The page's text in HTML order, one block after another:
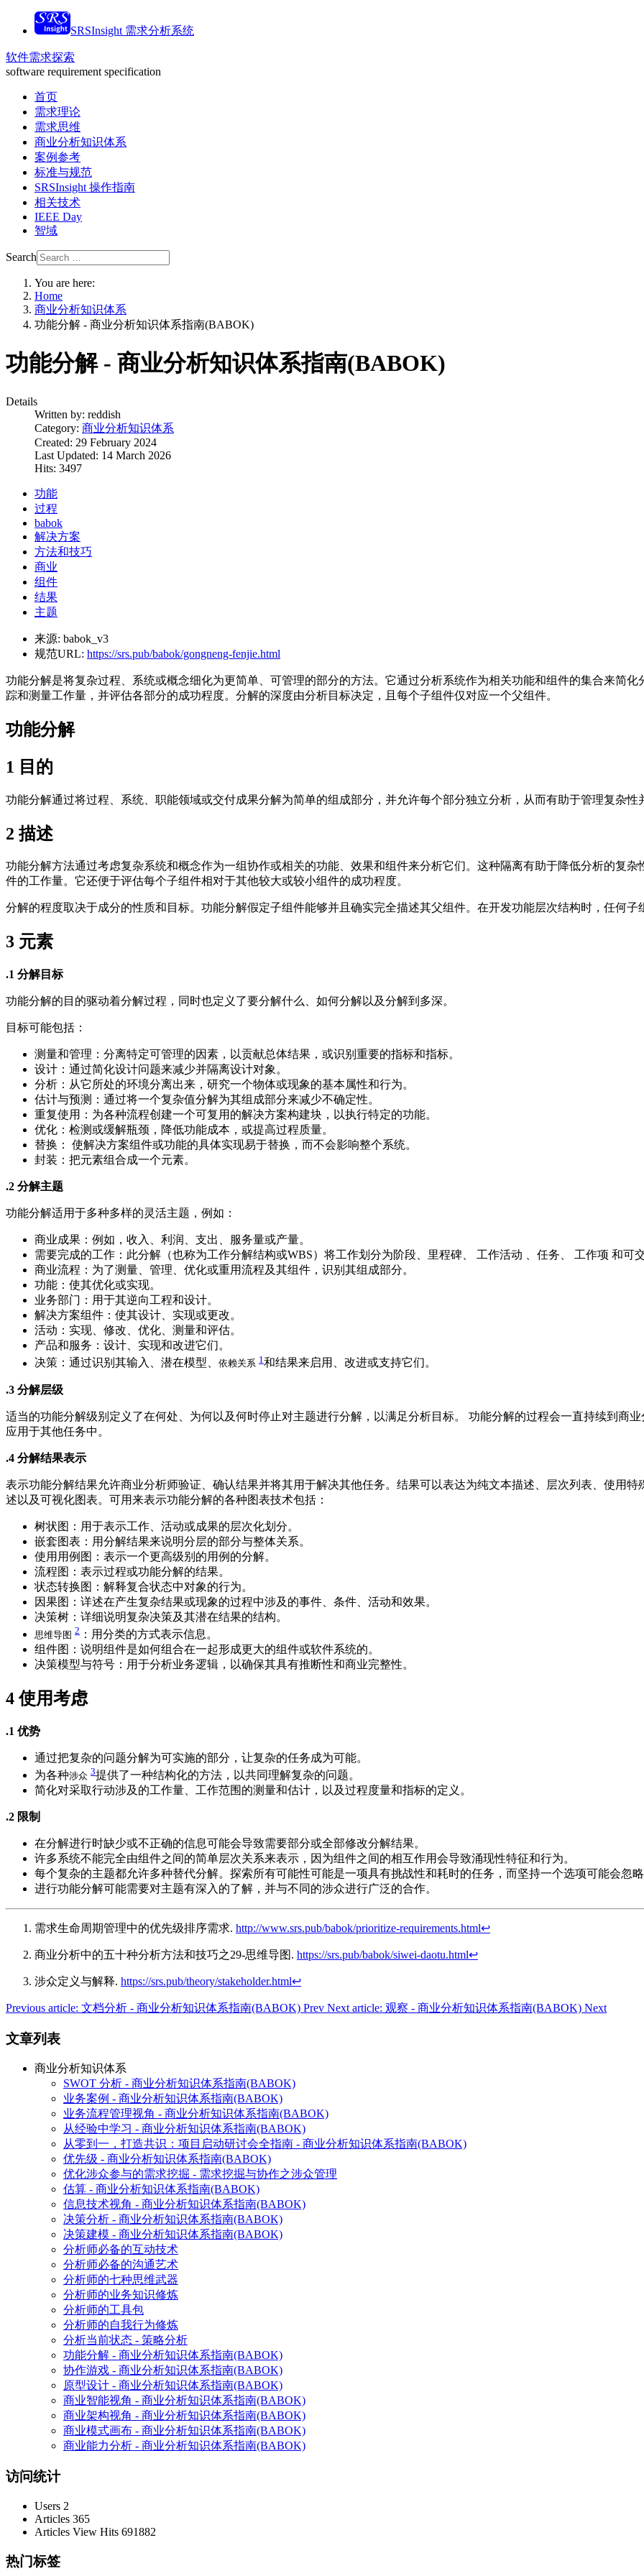
SRSInsight 需求分析系统
软件需求探索
software requirement specification
首页
需求理论
需求思维
商业分析知识体系
案例参考
标准与规范
SRSInsight 操作指南
相关技术
IEEE Day
智域
Search
You are here:
Home
商业分析知识体系
功能分解 - 商业分析知识体系指南(BABOK)
功能分解 - 商业分析知识体系指南(BABOK)
Details
Written by: reddish
Category: 商业分析知识体系
Created: 29 February 2024
Last Updated: 14 March 2026
Hits: 3497
功能
过程
babok
解决方案
方法和技巧
商业
组件
结果
主题
来源: babok_v3
规范URL: https://srs.pub/babok/gongneng-fenjie.html
功能分解是将复杂过程、系统或概念细化为更简单、可管理的部分的方法。它通过分析系统作为相关功能和组件的集合来简
踪和测量工作量，并评估各部分的成功程度。分解的深度由分析目标决定，且每个子组件仅对应一个父组件。
功能分解
1 目的
功能分解通过将过程、系统、职能领域或交付成果分解为简单的组成部分，并允许每个部分独立分析，从而有助于管理复杂性
2 描述
功能分解方法通过考虑复杂系统和概念作为一组协作或相关的功能、效果和组件来分析它们。这种隔离有助于降低分析的复
件的工作量。它还便于评估每个子组件相对于其他较大或较小组件的成功程度。
分解的程度取决于成分的性质和目标。功能分解假定子组件能够并且确实完全描述其父组件。在开发功能层次结构时，任何子
3 元素
.1 分解目标
功能分解的目的驱动着分解过程，同时也定义了要分解什么、如何分解以及分解到多深。
目标可能包括：
测量和管理：分离特定可管理的因素，以贡献总体结果，或识别重要的指标和指标。
设计：通过简化设计问题来减少并隔离设计对象。
分析：从它所处的环境分离出来，研究一个物体或现象的基本属性和行为。
估计与预测：通过将一个复杂值分解为其组成部分来减少不确定性。
重复使用：为各种流程创建一个可复用的解决方案构建块，以执行特定的功能。
优化：检测或缓解瓶颈，降低功能成本，或提高过程质量。
替换： 使解决方案组件或功能的具体实现易于替换，而不会影响整个系统。
封装：把元素组合成一个元素。
.2 分解主题
功能分解适用于多种多样的灵活主题，例如：
商业成果：例如，收入、利润、支出、服务量或产量。
需要完成的工作：此分解（也称为工作分解结构或WBS）将工作划分为阶段、里程碑、 工作活动 、任务、 工作项 和可交
商业流程：为了测量、管理、优化或重用流程及其组件，识别其组成部分。
功能：使其优化或实现。
业务部门：用于其逆向工程和设计。
解决方案组件：使其设计、实现或更改。
活动：实现、修改、优化、测量和评估。
产品和服务：设计、实现和改进它们。
决策：通过识别其输入、潜在模型、 依赖关系 1 和结果来启用、改进或支持它们。
.3 分解层级
适当的功能分解级别定义了在何处、为何以及何时停止对主题进行分解，以满足分析目标。 功能分解的过程会一直持续到商
应用于其他任务中。
.4 分解结果表示
表示功能分解结果允许商业分析师验证、确认结果并将其用于解决其他任务。结果可以表达为纯文本描述、层次列表、使用
述以及可视化图表。可用来表示功能分解的各种图表技术包括：
树状图：用于表示工作、活动或成果的层次化划分。
嵌套图表：用分解结果来说明分层的部分与整体关系。
使用用例图：表示一个更高级别的用例的分解。
流程图：表示过程或功能分解的结果。
状态转换图：解释复合状态中对象的行为。
因果图：详述在产生复杂结果或现象的过程中涉及的事件、条件、活动和效果。
决策树：详细说明复杂决策及其潜在结果的结构。
思维导图 2 ：用分类的方式表示信息。
组件图：说明组件是如何组合在一起形成更大的组件或软件系统的。
决策模型与符号：用于分析业务逻辑，以确保其具有推断性和商业完整性。
4使用考虑
.1 优势
通过把复杂的问题分解为可实施的部分，让复杂的任务成为可能。
为各种涉众 3提供了一种结构化的方法，以共同理解复杂的问题。
简化对采取行动涉及的工作量、工作范围的测量和估计，以及过程度量和指标的定义。
.2 限制
在分解进行时缺少或不正确的信息可能会导致需要部分或全部修改分解结果。
许多系统不能完全由组件之间的简单层次关系来表示，因为组件之间的相互作用会导致涌现性特征和行为。
每个复杂的主题都允许多种替代分解。探索所有可能性可能是一项具有挑战性和耗时的任务，而坚持一个选项可能会忽
进行功能分解可能需要对主题有深入的了解，并与不同的涉众进行广泛的合作。
需求生命周期管理中的优先级排序需求. http://www.srs.pub/babok/prioritize-requirements.html↩︎
商业分析中的五十种分析方法和技巧之29-思维导图. https://srs.pub/babok/siwei-daotu.html↩︎
涉众定义与解释. https://srs.pub/theory/stakeholder.html↩︎
Previous article: 文档分析 - 商业分析知识体系指南(BABOK) Prev Next article: 观察 - 商业分析知识体系指南(BABOK) Next
文章列表
商业分析知识体系
SWOT 分析 - 商业分析知识体系指南(BABOK)
业务案例 - 商业分析知识体系指南(BABOK)
业务流程管理视角 - 商业分析知识体系指南(BABOK)
从经验中学习 - 商业分析知识体系指南(BABOK)
从零到一，打造共识：项目启动研讨会全指南 - 商业分析知识体系指南(BABOK)
优先级 - 商业分析知识体系指南(BABOK)
优化涉众参与的需求挖掘 - 需求挖掘与协作之涉众管理
估算 - 商业分析知识体系指南(BABOK)
信息技术视角 - 商业分析知识体系指南(BABOK)
决策分析 - 商业分析知识体系指南(BABOK)
决策建模 - 商业分析知识体系指南(BABOK)
分析师必备的互动技术
分析师必备的沟通艺术
分析师的七种思维武器
分析师的业务知识修炼
分析师的工具包
分析师的自我行为修炼
分析当前状态 - 策略分析
功能分解 - 商业分析知识体系指南(BABOK)
协作游戏 - 商业分析知识体系指南(BABOK)
原型设计 - 商业分析知识体系指南(BABOK)
商业智能视角 - 商业分析知识体系指南(BABOK)
商业架构视角 - 商业分析知识体系指南(BABOK)
商业模式画布 - 商业分析知识体系指南(BABOK)
商业能力分析 - 商业分析知识体系指南(BABOK)
访问统计
Users 2
Articles 365
Articles View Hits 691882
热门标签